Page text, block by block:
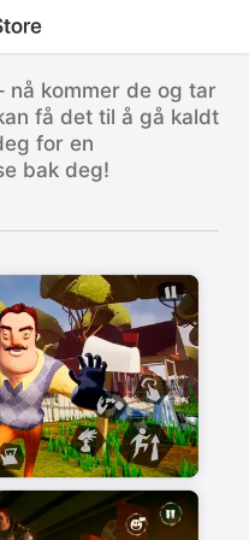
du tør!
underholdende
nå kommer de og tar
få det til å gå kaldt
for en
bak deg!